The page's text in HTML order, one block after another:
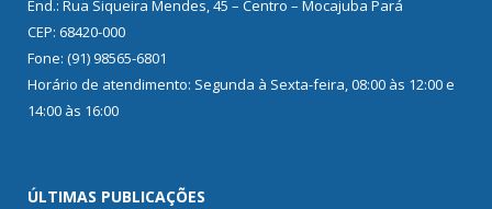
End.: Rua Siqueira Mendes, 45 – Centro – Mocajuba Pará
CEP: 68420-000
Fone: (91) 98565-6801
Horário de atendimento: Segunda à Sexta-feira, 08:00 às 12:00 e
14:00 às 16:00
ÚLTIMAS PUBLICAÇÕES